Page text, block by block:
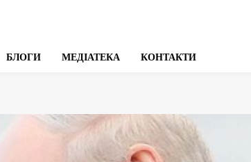
БЛОГИ МЕДІАТЕКА КОНТАКТИ